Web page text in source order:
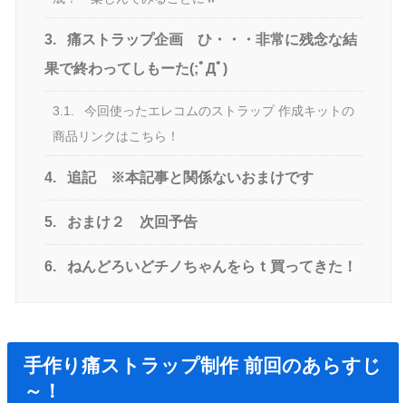
3.
痛ストラップ企画 ひ・・・非常に残念な結
果で終わってしもーた(;ﾟДﾟ)
3.1.
今回使ったエレコムのストラップ 作成キットの
商品リンクはこちら！
4. 追記 ※本記事と関係ないおまけです
5. おまけ２ 次回予告
6. ねんどろいどチノちゃんをらｔ買ってきた！
手作り痛ストラップ制作 前回のあらすじ
～！